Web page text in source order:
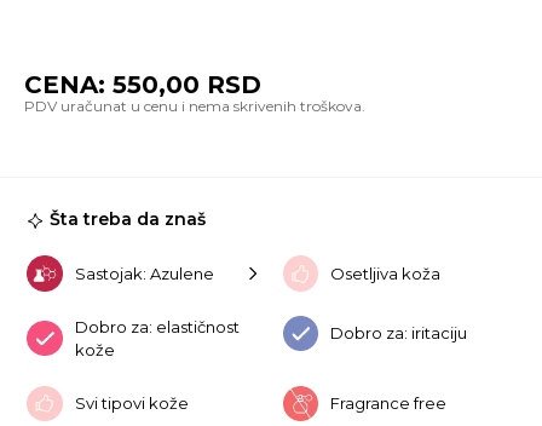
CENA: 550,00 RSD
Šta treba da znaš
Sastojak: Azulene Osetljiva koža
Dobro za: elastičnost
kože
Dobro za: iritaciju
Svi tipovi kože Fragrance free